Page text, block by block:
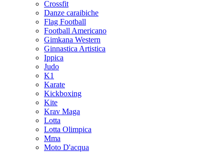
Crossfit
Danze caraibiche
Flag Football
Football Americano
Gimkana Western
Ginnastica Artistica
Ippica
Judo
K1
Karate
Kickboxing
Kite
Krav Maga
Lotta
Lotta Olimpica
Mma
Moto D'acqua